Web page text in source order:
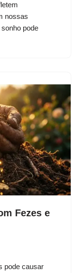
nossas
pode
Fezes e
pode causar